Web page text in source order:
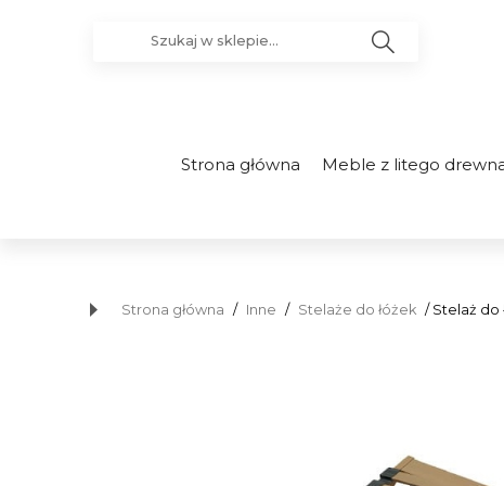
Strona główna Meble z litego
Strona główna / Inne / Stelaże do łóżek / Stelaż do